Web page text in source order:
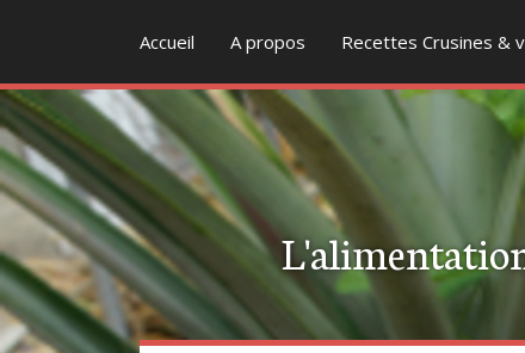
Accueil A propos Recettes Crusines &